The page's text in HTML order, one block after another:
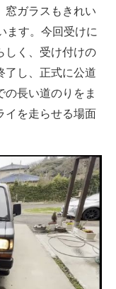
ガラスもきれい
ます。今回受けに
しく、受け付けの
了し、正式に公道
の長い道のりをま
イを走らせる場面